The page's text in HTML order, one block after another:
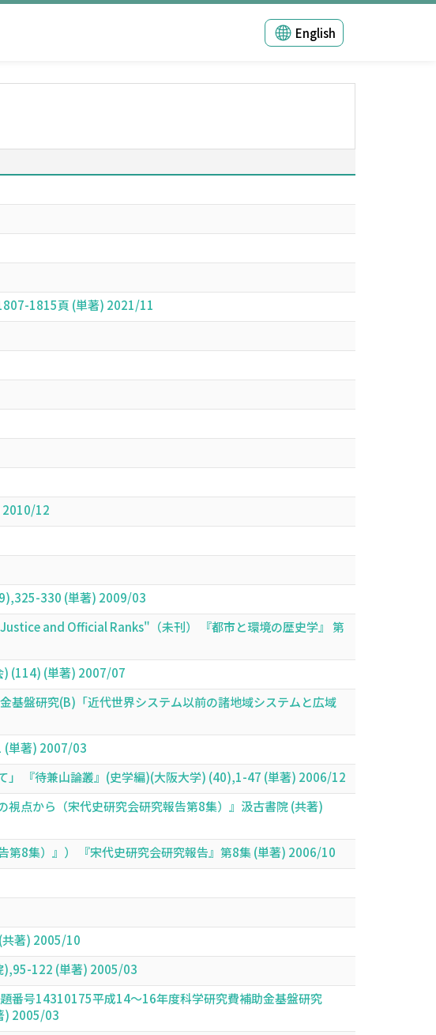
English
1815頁 (単著) 2021/11
2010/12
330 (単著) 2009/03
and Official Ranks"（未刊） 『都市と環境の歴史学』 第
) (114) (単著) 2007/07
基盤研究(B)「近代世界システム以前の諸地域システムと広域
(単著) 2007/03
」 『待兼山論叢』(史学編)(大阪大学) (40),1-47 (単著) 2006/12
点から（宋代史研究会研究報告第8集）』汲古書院 (共著)
第8集）』） 『宋代史研究会研究報告』第8集 (単著) 2006/10
共著) 2005/10
),95-122 (単著) 2005/03
番号14310175平成14～16年度科学研究費補助金基盤研究
) 2005/03